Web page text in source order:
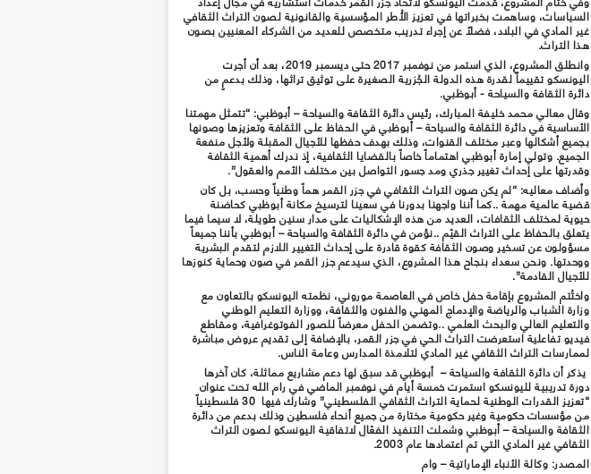
السياسات، وساهمت بخبراتها في تعزيز الأُطر المؤسسية والقانونية لصون التراث الثقافي
غير المادي في البلاد، فضلاً عن إجراء تدريب متخصص للعديد من الشركاء المعنيين بصون
هذا التراث.
وانطلق المشروع، الذي استمر من نوفمبر 2017 حتى ديسمبر 2019، بعد أن أجرت
اليونسكو تقييماً لقدرة هذه الدولة الجُزرية الصغيرة على توثيق تراثها، وذلك بدعمٍ من
دائرة الثقافة والسياحة‪ ‬- أبوظبي.
وقال معالي محمد خليفة المبارك، رئيس دائرة الثقافة والسياحة – أبوظبي: “تتمثل مهمتنا
الأساسية في دائرة الثقافة والسياحة – أبوظبي في الحفاظ على الثقافة وتعزيزها وصونها
بجميع أشكالها وعبر مختلف القنوات، وذلك بهدف حفظها للأجيال المقبلة ولأجل منفعة
الجميع. وتولي إمارة أبوظبي اهتماماً خاصاً بالقضايا الثقافية، إذ ندرك أهمية الثقافة
وقدرتها على إحداث تغيير جذري ومد جسور التواصل بين مختلف الأمم والعقول”.
وأضاف معاليه: “لم يكن صون التراث الثقافي في جزر القمر هماً وطنياً وحسب، بل كان
قضية عالمية مهمة ..كما أننا واجهنا بدورنا في سعينا لترسيخ مكانة أبوظبي كحاضنة
حيوية لمختلف الثقافات، العديد من هذه الإشكاليات على مدار سنين طويلة، لا سيما فيما
يتعلق بالحفاظ على التراث القيّم ..نؤمن في دائرة الثقافة والسياحة – أبوظبي بأننا جميعاً
مسؤولون عن تسخير وصون الثقافة كقوة قادرة على إحداث التغيير اللازم لتقدم البشرية
ووحدتها. ونحن سعداء بنجاح هذا المشروع، الذي سيدعم جزر القمر في صون وحماية كنوزها
للأجيال القادمة”.
واختُتم المشروع بإقامة حفل خاص في العاصمة موروني، نظمته اليونسكو بالتعاون مع
وزارة الشباب والرياضة والإدماج المهني والفنون والثقافة، ووزارة التعليم الوطني
والتعليم العالي والبحث العلمي ..وتضمن الحفل معرضاً للصور الفوتوغرافية، ومقاطع
فيديو تفاعلية استعرضت التراث الحي في جزر القمر، بالإضافة إلى تقديم عروض مباشرة
لممارسات التراث الثقافي غير المادي لتلامذة المدارس وعامة الناس.
يذكر أن دائرة الثقافة والسياحة – أبوظبي قد سبق لها دعم مشاريع مماثلة، كان آخرها
دورة تدريبية لليونسكو استمرت خمسة أيام في نوفمبر الماضي في رام الله تحت عنوان
“تعزيز القدرات الوطنية لحماية التراث الثقافي الفلسطيني” وشارك فيها 30 فلسطينياً
من مؤسسات حكومية وغير حكومية مختارة من جميع أنحاء فلسطين وذلك بدعم من دائرة
الثقافة والسياحة – أبوظبي وشملت التنفيذ الفعّال لاتفاقية اليونسكو لصون التراث
الثقافي غير المادي التي تم اعتمادها عام 2003.
المصدر: وكالة الأنباء الإماراتية – وام